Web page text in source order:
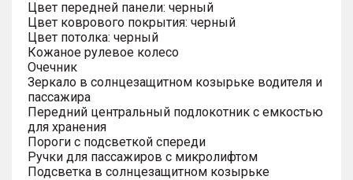
Цвет передней панели: черный
Цвет коврового покрытия: черный
Цвет потолка: черный
Кожаное рулевое колесо
Очечник
Зеркало в солнцезащитном козырьке водителя и
пассажира
Передний центральный подлокотник с емкостью
для хранения
Пороги с подсветкой спереди
Ручки для пассажиров с микролифтом
Подсветка в солнцезащитном козырьке